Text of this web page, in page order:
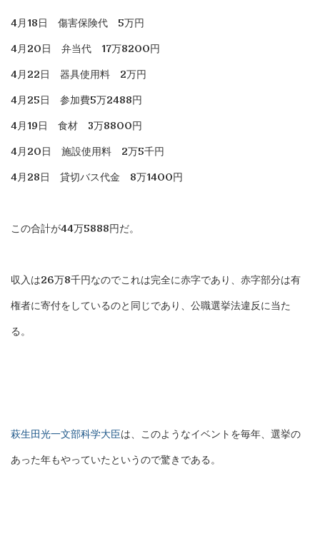
4月18日 傷害保険代 5万円
4月20日 弁当代 17万8200円
4月22日 器具使用料 2万円
4月25日 参加費5万2488円
4月19日 食材 3万8800円
4月20日 施設使用料 2万5千円
4月28日 貸切バス代金 8万1400円
この合計が44万5888円だ。
収入は26万8千円なのでこれは完全に赤字であり、赤字部分は有
権者に寄付をしているのと同じであり、公職選挙法違反に当た
る。
萩生田光一文部科学大臣は、このようなイベントを毎年、選挙の
あった年もやっていたというので驚きである。